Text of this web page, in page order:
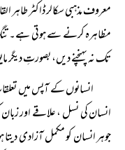
معروف مذہبی سکالر ڈاکٹر طاہر
مظاہرہ کرنے سے ہوتی ہے۔
تک نہ پہنچنے دیں، بصورتِ دیگر
انسانوں کے آپس میں
انسان کی نسل ، علاقے اور
جوہر انسان کو مکمل آزادی